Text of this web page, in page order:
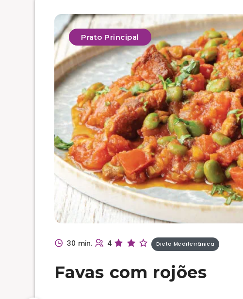
Prato Principal
30 min. 4 Dieta Mediterrânica
Favas com rojões